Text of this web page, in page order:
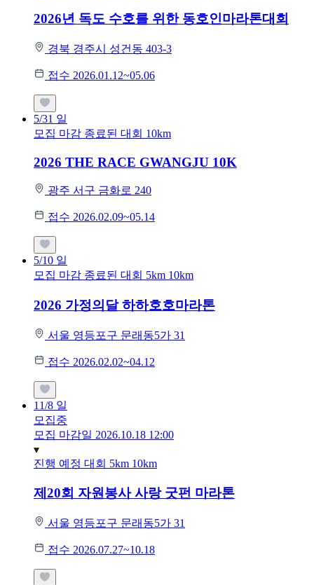
2026년 독도 수호를 위한 동호인마라톤대회
경북 경주시 성건동 403-3
접수 2026.01.12~05.06
5/31 일
모집 마감 종료된 대회 10km
2026 THE RACE GWANGJU 10K
광주 서구 금화로 240
접수 2026.02.09~05.14
5/10 일
모집 마감 종료된 대회 5km 10km
2026 가정의달 하하호호마라톤
서울 영등포구 문래동5가 31
접수 2026.02.02~04.12
11/8 일
모집중
모집 마감일 2026.10.18 12:00
진행 예정 대회 5km 10km
제20회 자원봉사 사랑 굿펀 마라톤
서울 영등포구 문래동5가 31
접수 2026.07.27~10.18